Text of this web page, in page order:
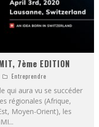
7ème EDITION
Entreprendre
qui aura vu se succéder
régionales (Afrique,
Moyen-Orient), les
...